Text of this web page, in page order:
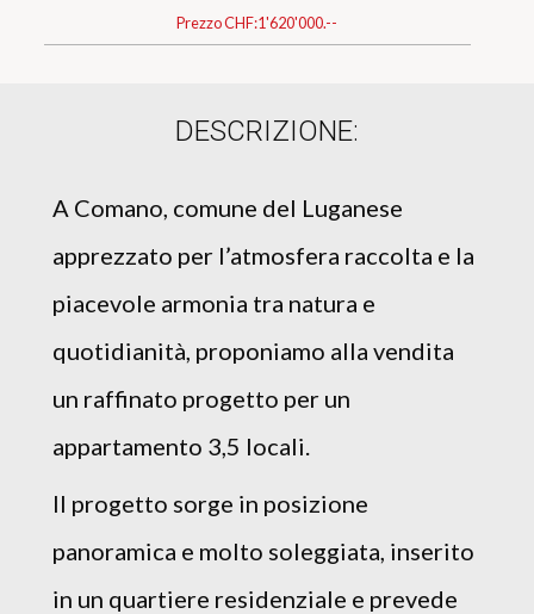
Prezzo CHF:1'620'000.--
DESCRIZIONE:
A Comano, comune del Luganese
apprezzato per l’atmosfera raccolta e la
piacevole armonia tra natura e
quotidianità, proponiamo alla vendita
un raffinato progetto per un
appartamento 3,5 locali.
Il progetto sorge in posizione
panoramica e molto soleggiata, inserito
in un quartiere residenziale e prevede